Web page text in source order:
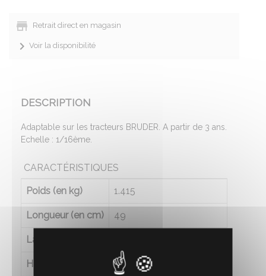
Retrait direct en magasin
Voir la disponibilité
DESCRIPTION
Adaptable sur les tracteurs BRUDER. A partir de 3 ans.
Echelle : 1/16ème.
CARACTÉRISTIQUES
Poids (en kg) 1.415
Longueur (en cm) 49
Largeur (en cm)
Hauteur (en cm) 21